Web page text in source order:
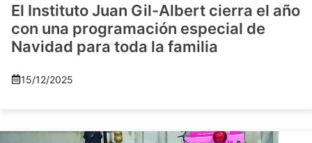
El Instituto Juan Gil-Albert cierra el año
con una programación especial de
Navidad para toda la familia
15/12/2025